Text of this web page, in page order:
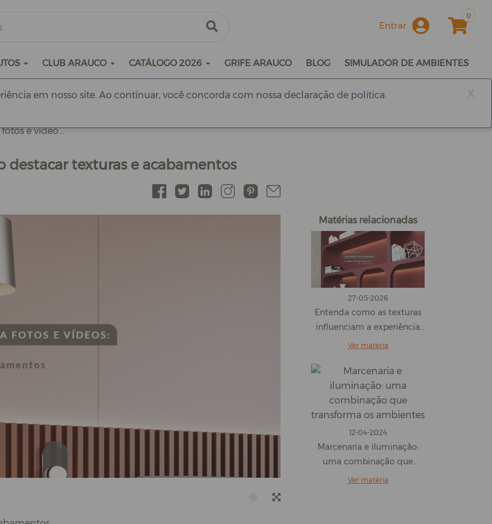
Entrar
0
CLUB ARAUCO CATÁLOGO 2026 GRIFE ARAUCO BLOG SIMULADOR DE AMBIENTES
em nosso site. Ao continuar, você concorda com nossa declaração de política.
e vídeo...
destacar texturas e acabamentos
Matérias relacionadas
27-05-2026
Entenda como as texturas
influenciam a experiência
sensorial dos ambientes
Ver matéria
12-04-2024
Marcenaria e iluminação:
uma combinação que
transforma os ambientes
Ver matéria